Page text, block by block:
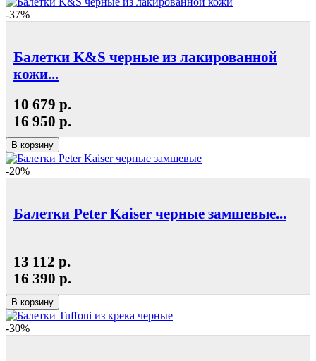
-37%
Балетки K&S черные из лакированной
кожи...
10 679 р.
16 950 р.
В корзину
-20%
Балетки Peter Kaiser черные замшевые...
13 112 р.
16 390 р.
В корзину
-30%